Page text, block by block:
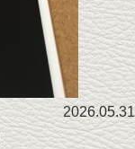
2026.05.31